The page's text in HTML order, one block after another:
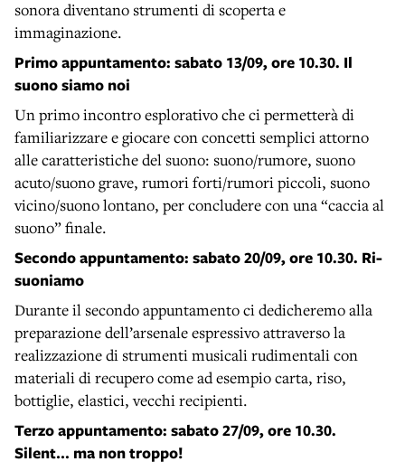
sonora diventano strumenti di scoperta e
immaginazione.
Primo appuntamento: sabato 13/09, ore 10.30. Il
suono siamo noi
Un primo incontro esplorativo che ci permetterà di
familiarizzare e giocare con concetti semplici attorno
alle caratteristiche del suono: suono/rumore, suono
acuto/suono grave, rumori forti/rumori piccoli, suono
vicino/suono lontano, per concludere con una “caccia al
suono” finale.
Secondo appuntamento: sabato 20/09, ore 10.30. Ri-
suoniamo
Durante il secondo appuntamento ci dedicheremo alla
preparazione dell’arsenale espressivo attraverso la
realizzazione di strumenti musicali rudimentali con
materiali di recupero come ad esempio carta, riso,
bottiglie, elastici, vecchi recipienti.
Terzo appuntamento: sabato 27/09, ore 10.30.
Silent… ma non troppo!